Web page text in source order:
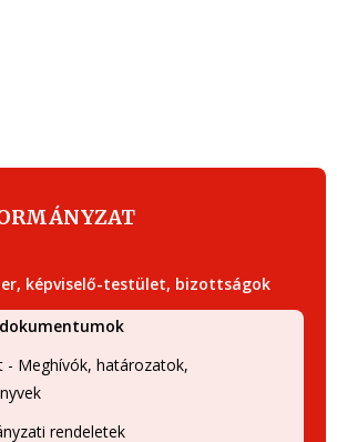
képviselő-testület, bizottságok
- Meghívók, határozatok,
rendeletek